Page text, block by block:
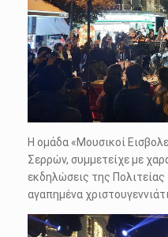
Η ομάδα «Μουσικοί
Σερρών, συμμετείχε με
εκδηλώσεις της
αγαπημένα